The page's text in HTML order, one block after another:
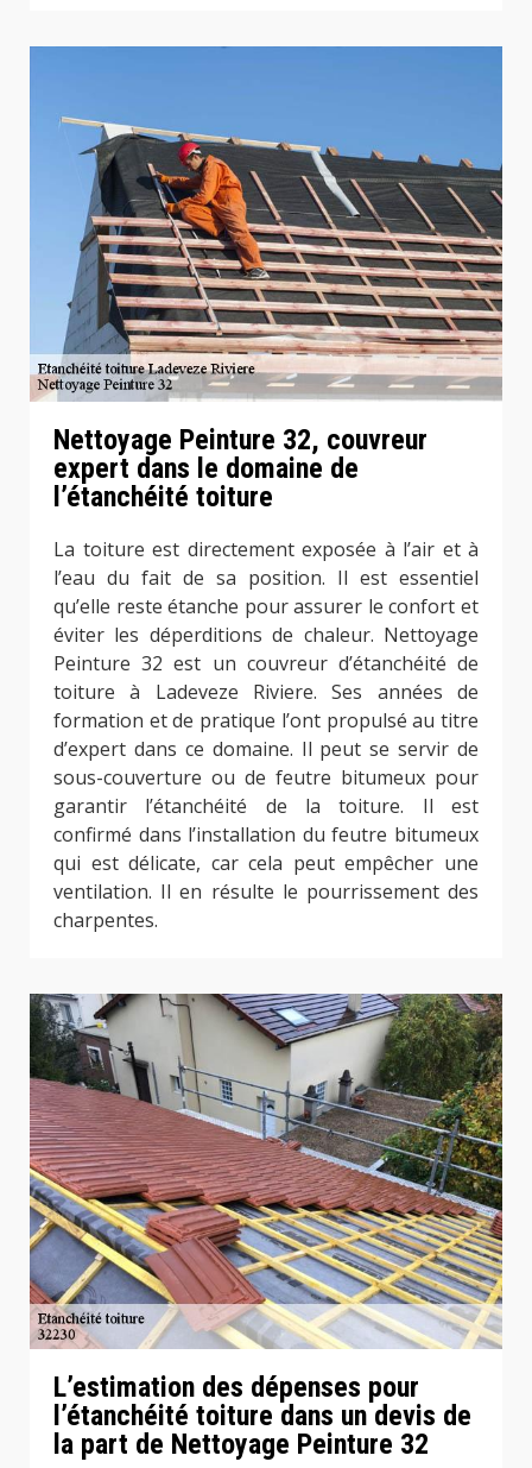
Nettoyage Peinture 32, couvreur
expert dans le domaine de
l’étanchéité toiture
La toiture est directement exposée à l’air et à
l’eau du fait de sa position. Il est essentiel
qu’elle reste étanche pour assurer le confort et
éviter les déperditions de chaleur. Nettoyage
Peinture 32 est un couvreur d’étanchéité de
toiture à Ladeveze Riviere. Ses années de
formation et de pratique l’ont propulsé au titre
d’expert dans ce domaine. Il peut se servir de
sous-couverture ou de feutre bitumeux pour
garantir l’étanchéité de la toiture. Il est
confirmé dans l’installation du feutre bitumeux
qui est délicate, car cela peut empêcher une
ventilation. Il en résulte le pourrissement des
charpentes.
L’estimation des dépenses pour
l’étanchéité toiture dans un devis de
la part de Nettoyage Peinture 32